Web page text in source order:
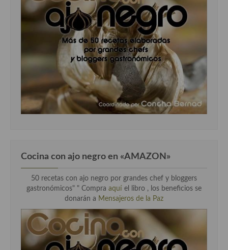
Cocina con ajo negro en «AMAZON»
50 recetas con ajo negro por grandes chef y bloggers
gastronómicos" " Compra aquí el libro , los beneficios se
donarán a Mensajeros de la Paz